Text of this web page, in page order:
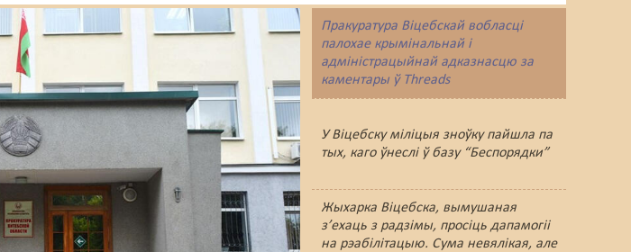
Пракуратура Віцебскай вобласці
палохае крымінальнай і
адміністрацыйнай адказнасцю за
каментары ў Threads
У Віцебску міліцыя зноўку пайшлa па
тых, каго ўнеслі ў базу “Беспорядки”
Жыхарка Віцебска, вымушаная
з’ехаць з радзімы, просіць дапамогіі
на рэабілітацыю. Сума невялікая, але